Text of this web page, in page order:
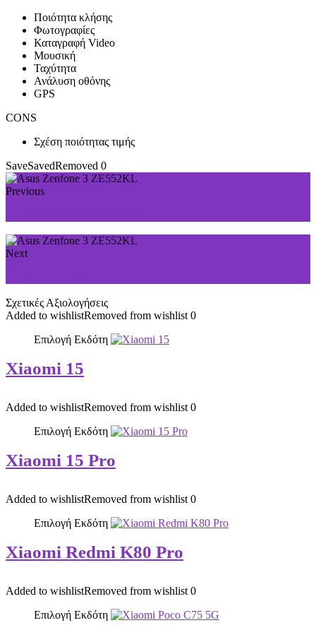
Ποιότητα κλήσης
Φωτογραφίες
Καταγραφή Video
Μουσική
Ταχύτητα
Ανάλυση οθόνης
GPS
CONS
Σχέση ποιότητας τιμής
SaveSavedRemoved 0
Previous
Next
Σχετικές Αξιολογήσεις
Added to wishlistRemoved from wishlist 0
Επιλογή Εκδότη
Xiaomi 15
Added to wishlistRemoved from wishlist 0
Επιλογή Εκδότη
Xiaomi 15 Pro
Added to wishlistRemoved from wishlist 0
Επιλογή Εκδότη
Xiaomi Redmi K80 Pro
Added to wishlistRemoved from wishlist 0
Επιλογή Εκδότη